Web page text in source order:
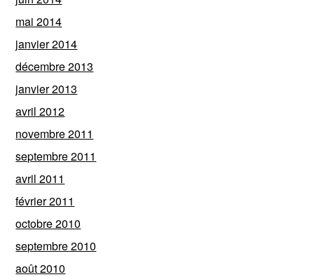
mai 2014
janvier 2014
décembre 2013
janvier 2013
avril 2012
novembre 2011
septembre 2011
avril 2011
février 2011
octobre 2010
septembre 2010
août 2010